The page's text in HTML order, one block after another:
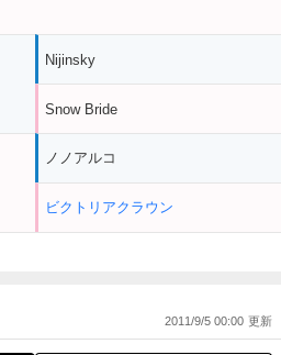
Nijinsky
Snow Bride
ノノアルコ
ビクトリアクラウン
2011/9/5 00:00